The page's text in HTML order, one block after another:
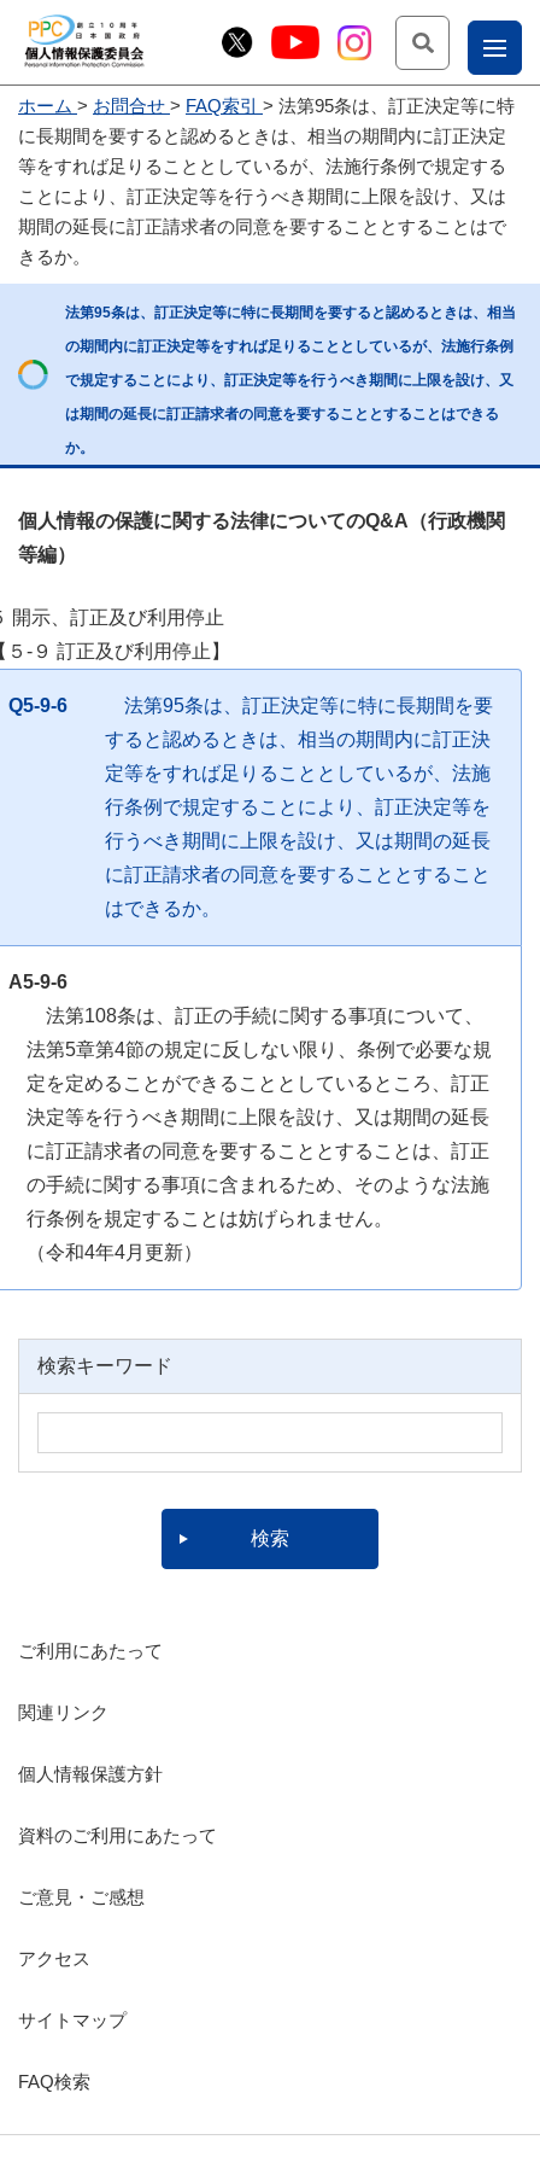
お
問
合
こー
じょ
ー部
ホーム お問合せ FAQ索引
法第95条は、訂正決定等に特
に長期間を要すると認めるときは、相当の期間内に訂正決定
等をすれば足りることとしているが、法施行条例で規定する
ことにより、訂正決定等を行うべき期間に上限を設け、又は
期間の延長に訂正請求者の同意を要することとすることはで
きるか。
法第95条は、訂正決定等に特に長期間を要すると認めるときは、相当
の期間内に訂正決定等をすれば足りることとしているが、法施行条例
で規定することにより、訂正決定等を行うべき期間に上限を設け、又
は期間の延長に訂正請求者の同意を要することとすることはできる
か。
個人情報の保護に関する法律についてのQ&A（行政機関
等編）
開示、訂正及び利用停止
５-９ 訂正及び利用停止】
Q5-9-6
法第95条は、訂正決定等に特に長期間を要
すると認めるときは、相当の期間内に訂正決
定等をすれば足りることとしているが、法施
行条例で規定することにより、訂正決定等を
行うべき期間に上限を設け、又は期間の延長
に訂正請求者の同意を要することとすること
はできるか。
A5-9-6
法第108条は、訂正の手続に関する事項について、
法第5章第4節の規定に反しない限り、条例で必要な規
定を定めることができることとしているところ、訂正
決定等を行うべき期間に上限を設け、又は期間の延長
に訂正請求者の同意を要することとすることは、訂正
の手続に関する事項に含まれるため、そのような法施
行条例を規定することは妨げられません。
（令和4年4月更新）
検索キーワード
ご利用にあたって
関連リンク
個人情報保護方針
資料のご利用にあたって
ご意見・ご感想
アクセス
サイトマップ
FAQ検索